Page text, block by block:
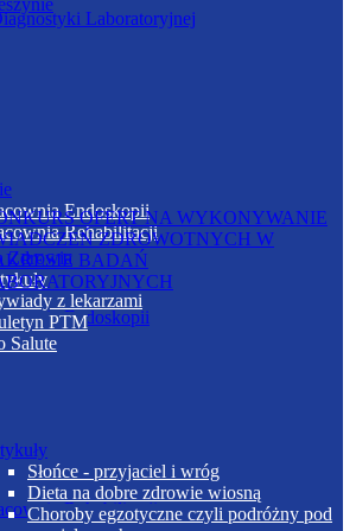
Laboratoryjnej
Endoskopii
Rehabilitacji
Endoskopii
Rehabilitacji
Zdrowia
z lekarzami
PTM
Salute
Słońce - przyjaciel i wróg
Dieta na dobre zdrowie wiosną
Choroby egzotyczne czyli podróżny pod
OFERT NA WYKONYWANIE
ZDROWOTNYCH W
BADAŃ